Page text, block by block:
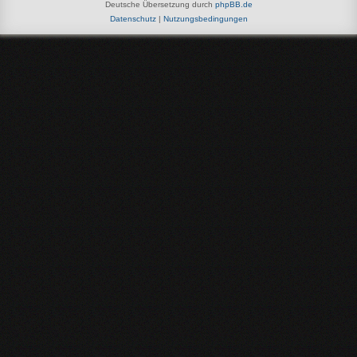
Deutsche Übersetzung durch phpBB.de
Datenschutz| Nutzungsbedingungen